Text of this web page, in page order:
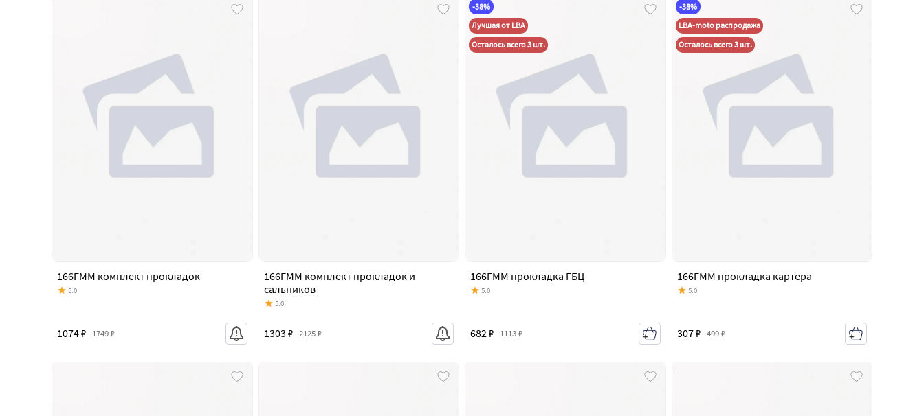
166FMM комплект прокладок
5.0
1074 ₽ 1749 ₽
166FMM комплект прокладок и
сальников
5.0
1303 ₽ 2125 ₽
-38%
Лучшая от LBA
Осталось всего 3 шт.
166FMM прокладка ГБЦ
5.0
682 ₽ 1113 ₽
-38%
LBA-moto распродажа
Осталось всего 3 шт.
166FMM прокладка картера
5.0
307 ₽ 499 ₽